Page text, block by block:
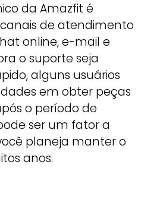
da Amazfit é
de atendimento
online, e-mail e
o suporte seja
alguns usuários
em obter peças
o período de
ser um fator a
planeja manter o
anos.